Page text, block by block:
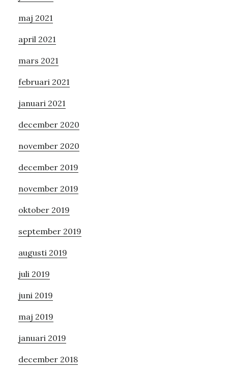
maj 2021
april 2021
mars 2021
februari 2021
januari 2021
december 2020
november 2020
december 2019
november 2019
oktober 2019
september 2019
augusti 2019
juli 2019
juni 2019
maj 2019
januari 2019
december 2018